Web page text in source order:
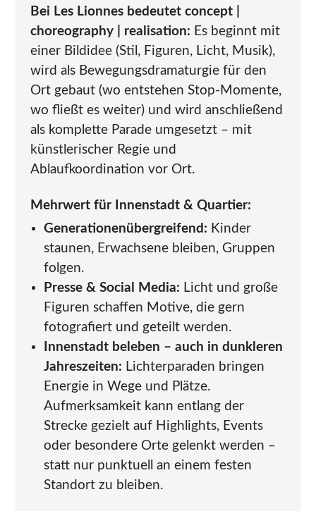
Bei Les Lionnes bedeutet concept |
choreography | realisation: Es beginnt mit
einer Bildidee (Stil, Figuren, Licht, Musik),
wird als Bewegungsdramaturgie für den
Ort gebaut (wo entstehen Stop-Momente,
wo fließt es weiter) und wird anschließend
als komplette Parade umgesetzt – mit
künstlerischer Regie und
Ablaufkoordination vor Ort.
Mehrwert für Innenstadt & Quartier:
Generationenübergreifend: Kinder
staunen, Erwachsene bleiben, Gruppen
folgen.
Presse & Social Media: Licht und große
Figuren schaffen Motive, die gern
fotografiert und geteilt werden.
Innenstadt beleben – auch in dunkleren
Jahreszeiten: Lichterparaden bringen
Energie in Wege und Plätze.
Aufmerksamkeit kann entlang der
Strecke gezielt auf Highlights, Events
oder besondere Orte gelenkt werden –
statt nur punktuell an einem festen
Standort zu bleiben.